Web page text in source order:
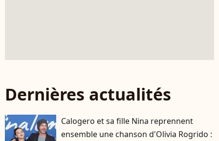
Dernières actualités
Calogero et sa fille Nina reprennent
ensemble une chanson d'Olivia Rogrido :